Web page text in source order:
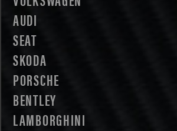
AUDI
SEAT
SKODA
PORSCHE
BENTLEY
LAMBORGHINI